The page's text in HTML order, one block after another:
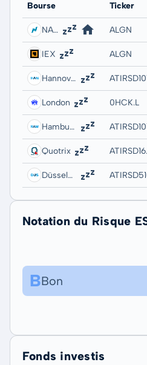
Bourse Ticker
NASDAQ ALGN
IEX ALGN
Hannover
London 0HCK.L
Hamburg
Quotrix
Düsseldorf
Notation du Risque
BBon
Fonds investis